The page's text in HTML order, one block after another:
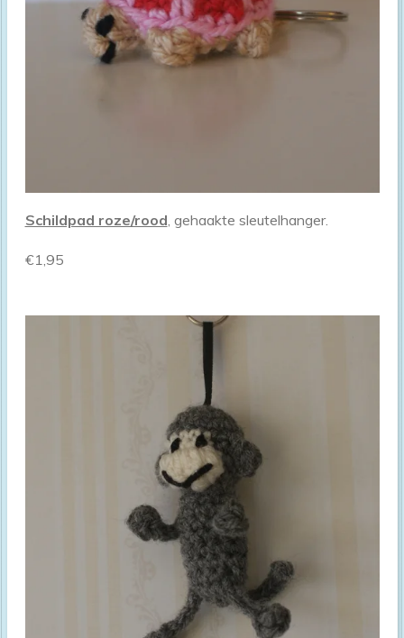
Schildpad roze/rood, gehaakte sleutelhanger.
€1,95